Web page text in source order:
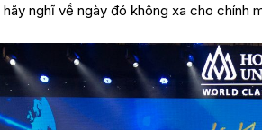
nghĩ về ngày đó không xa cho chính